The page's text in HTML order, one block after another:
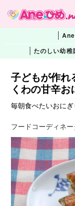
たのしい幼稚
子どもが作
くわの甘辛お
毎朝食べたいおに
フードコーディネ